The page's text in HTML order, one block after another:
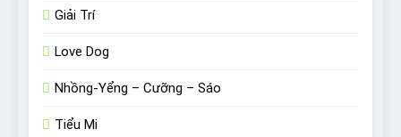
Giải Trí
Love Dog
Nhồng-Yểng – Cưỡng – Sáo
Tiểu Mi